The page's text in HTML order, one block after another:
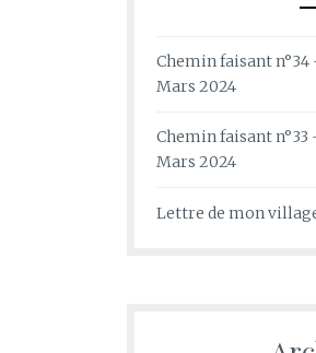
Chemin faisant n°34
Mars 2024
Chemin faisant
Mars 2024
Lettre de mon